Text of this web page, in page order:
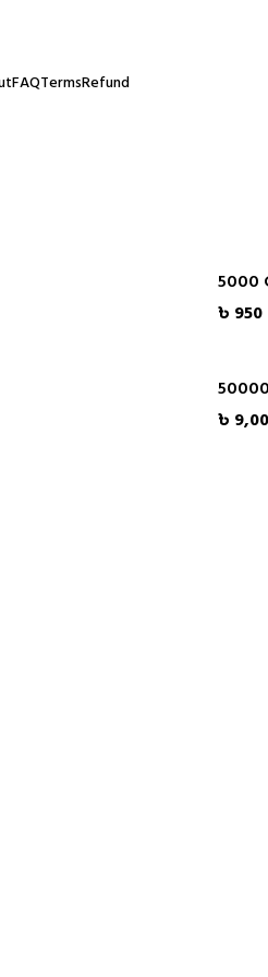
কোনো ঝামেলা হলে সরাসরি
FAQTermsRefund
5000
৳ 950
৳